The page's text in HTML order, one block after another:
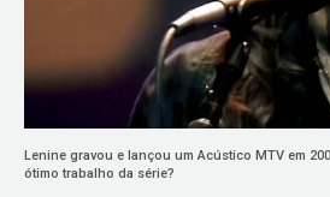
Lenine gravou e lançou um Acústico MTV em
ótimo trabalho da série?